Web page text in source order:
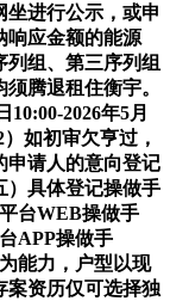
坐进行公示，或申
响应金额的能源
组、第三序列组
腾退租住衡宇。
10:00-2026年5月
如初审欠亨过，
申请人的意向登记
）具体登记操做手
台WEB操做手
APP操做手
能力，户型以现
案资历仅可选择独